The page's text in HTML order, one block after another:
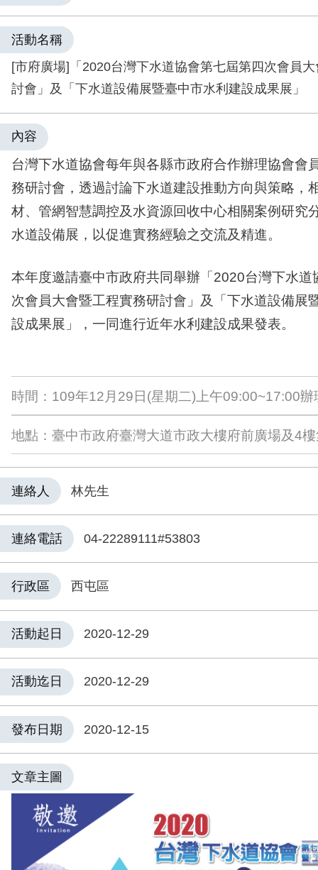
活動名稱
[市府廣場]「2020台灣下水道協會第七屆第四次會員
討會」及「下水道設備展暨臺中市水利建設成果展」
內容
台灣下水道協會每年與各縣市政府合作辦理協會會
務研討會，透過討論下水道建設推動方向與策略，
材、管網智慧調控及水資源回收中心相關案例研究
水道設備展，以促進實務經驗之交流及精進。
本年度邀請臺中市政府共同舉辦「2020台灣下水道
次會員大會暨工程實務研討會」及「下水道設備展
設成果展」，一同進行近年水利建設成果發表。
時間：109年12月29日(星期二)上午09:00~17:00辦
地點：臺中市政府臺灣大道市政大樓府前廣場及4
連絡人 林先生
連絡電話 04-22289111#53803
行政區 西屯區
活動起日 2020-12-29
活動迄日 2020-12-29
發布日期 2020-12-15
文章主圖